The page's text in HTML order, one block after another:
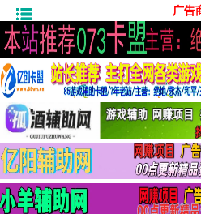
广告
首页
技术学习
安卓绿化
单机游戏
社交娱乐
系统工具